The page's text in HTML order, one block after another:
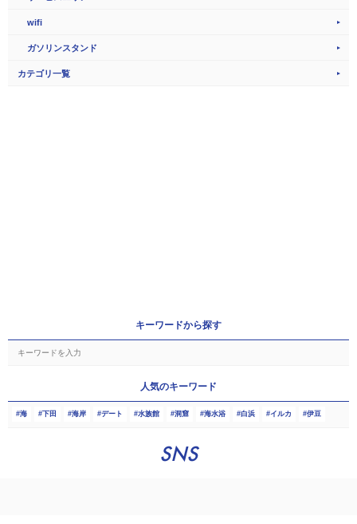
wifi
ガソリンスタンド
カテゴリ一覧
キーワードから探す
人気のキーワード
海 下田 海岸 デート 水族館 洞窟 海水浴 白浜 イルカ 伊豆
SNS